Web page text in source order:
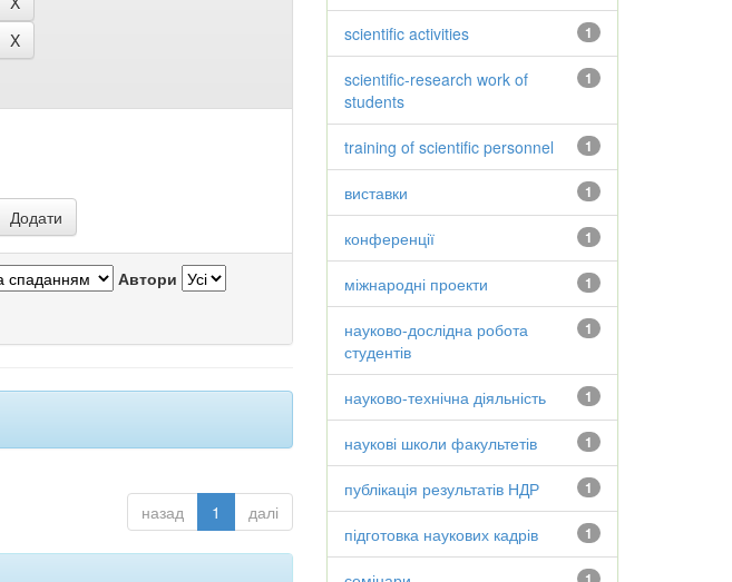
Автори
назад 1 далі
1
scientific activities
1
scientific-research work of
students
1
training of scientific personnel
1
виставки
1
конференції
1
міжнародні проекти
1
науково-дослідна робота
студентів
1
науково-технічна діяльність
1
наукові школи факультетів
1
публікація результатів НДР
1
підготовка наукових кадрів